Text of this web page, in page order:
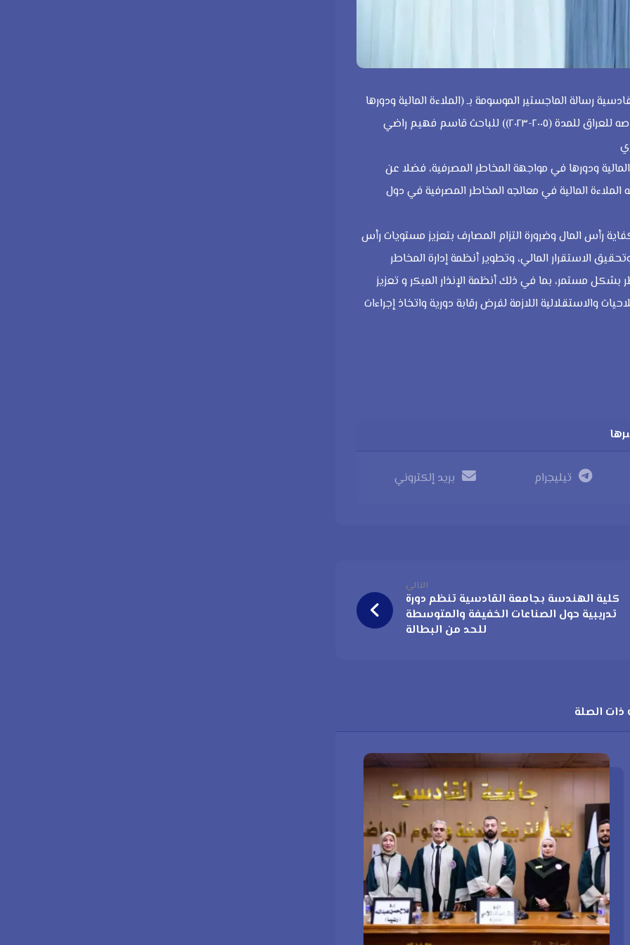
رسالة الماجستير الموسومة بـ (الملاءة المالية ودورها
في مواجه المخاطر المصرفية تجارب دوليه مختاره مع اشاره خاصه للعراق للمدة (٢٠٠٥-٢٠٢٣)) للباحث قاسم فهيم راضي
ودورها في مواجهة المخاطر المصرفية، فضلا عن
الملاءة المالية في معالجه المخاطر المصرفية في دول
رأس المال وضرورة التزام المصارف بتعزيز مستويات رأس
الاستقرار المالي، وتطوير أنظمة إدارة المخاطر
مستمر، بما في ذلك أنظمة الإنذار المبكر و تعزيز
والاستقلالية اللازمة لفرض رقابة دورية واتخاذ إجراءات
تيليجرام بريد إلكتروني
التالي
كلية الهندسة بجامعة القادسية تنظم دورة
تدريبية حول الصناعات الخفيفة والمتوسطة
للحد من البطالة
ذات الصلة